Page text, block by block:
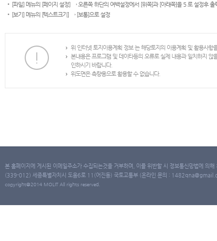
[파일] 메뉴의 [페이지 설정] → 오른쪽 하단의 여백설정에서 [위쪽]과 [아래쪽]을 5 로 설정후 출
[보기] 메뉴의 [텍스트크기] → [보통]으로 설정
위 인터넷 토지이용계획 정보 는 해당토지의 이용계획 및 활용사
본내용은 프로그램 및 데이타등의 오류로 실제 내용과 일치하지
인하시기 바랍니다.
위도면은 측량용으로 활용할 수 없습니다.
본 홈페이지에 게시된 이메일주소가 수집되는것을 거부하며, 이를 위반할 시 정보통신망법에 의
(339-012) 세종특별자치시 도움6로 11(어진동) 국토교통부 (온라인 문의 :
copyright@2014 MOLIT All rights reserved.